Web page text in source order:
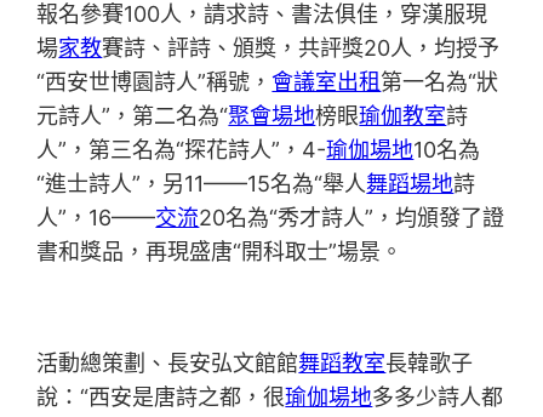
報名參賽100人，請求詩、書法俱佳，穿漢服現
場家教賽詩、評詩、頒獎，共評獎20人，均授予
“西安世博園詩人”稱號，會議室出租第一名為“狀
元詩人”，第二名為“聚會場地榜眼瑜伽教室詩
人”，第三名為“探花詩人”，4-瑜伽場地10名為
“進士詩人”，另11——15名為“舉人舞蹈場地詩
人”，16——交流20名為“秀才詩人”，均頒發了證
書和獎品，再現盛唐“開科取士”場景。
活動總策劃、長安弘文館館舞蹈教室長韓歌子
說：“西安是唐詩之都，很瑜伽場地多多少詩人都